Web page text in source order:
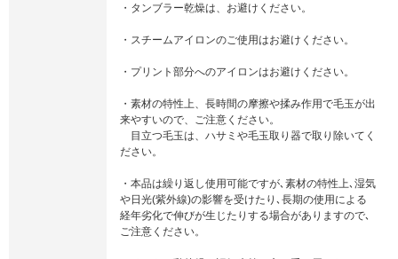
・タンブラー乾燥は、お避けください。
・スチームアイロンのご使用はお避けください。
・プリント部分へのアイロンはお避けください。
・素材の特性上、長時間の摩擦や揉み作用で毛玉が出
来やすいので、ご注意ください。
目立つ毛玉は、ハサミや毛玉取り器で取り除いてく
ださい。
・本品は繰り返し使用可能ですが､素材の特性上､湿気
や日光(紫外線)の影響を受けたり､長期の使用による
経年劣化で伸びが生じたりする場合がありますので､
ご注意ください。